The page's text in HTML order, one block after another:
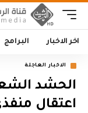
اخر الاخبار البرامج
الاخبار العاجلة
الحشد
اعتقال